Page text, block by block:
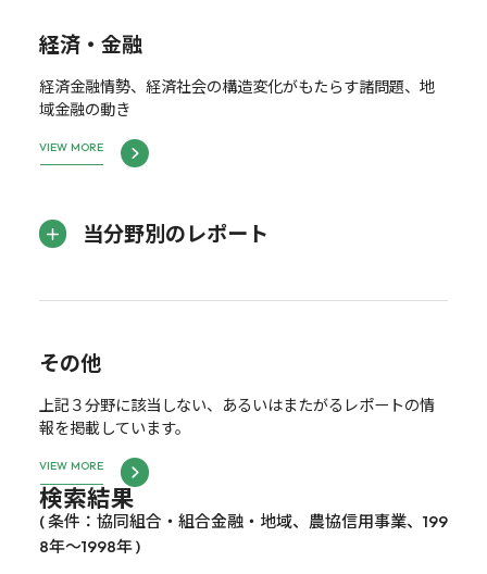
経済・金融
経済金融情勢、経済社会の構造変化がもたらす諸問題、地
域金融の動き
VIEW MORE
当分野別のレポート
その他
上記３分野に該当しない、あるいはまたがるレポートの情
報を掲載しています。
VIEW MORE
検索結果
( 条件：協同組合・組合金融・地域、農協信用事業、199
8年～1998年 )